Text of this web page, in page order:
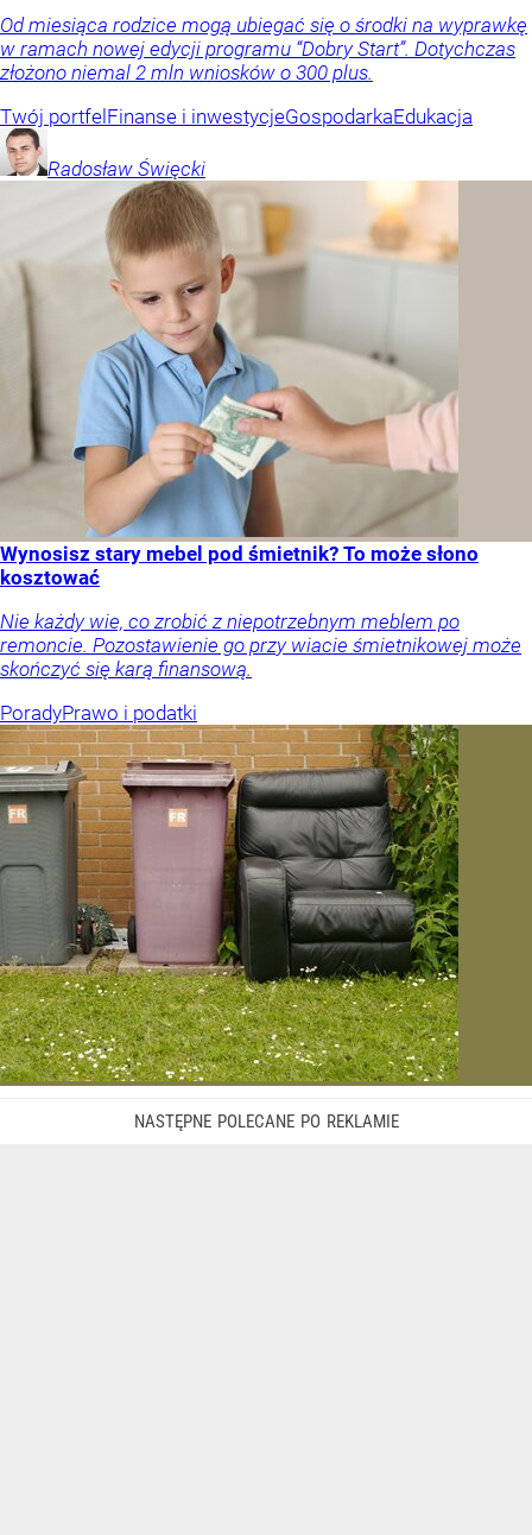
Od miesiąca rodzice mogą ubiegać się o środki na wyprawkę
w ramach nowej edycji programu “Dobry Start”. Dotychczas
złożono niemal 2 mln wniosków o 300 plus.
Twój portfel Finanse i inwestycjeGospodarkaEdukacja
Radosław Święcki
Wynosisz stary mebel pod śmietnik? To może słono
kosztować
Nie każdy wie, co zrobić z niepotrzebnym meblem po
remoncie. Pozostawienie go przy wiacie śmietnikowej może
skończyć się karą finansową.
PoradyPrawo i podatki